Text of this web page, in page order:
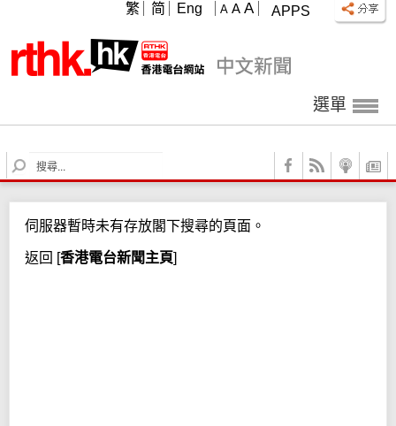
APPS
A A A
繁 简 Eng
選單
S
e
c
h
伺服器暫時未有存放閣下搜尋的頁面。
返回 [香港電台新聞主頁]